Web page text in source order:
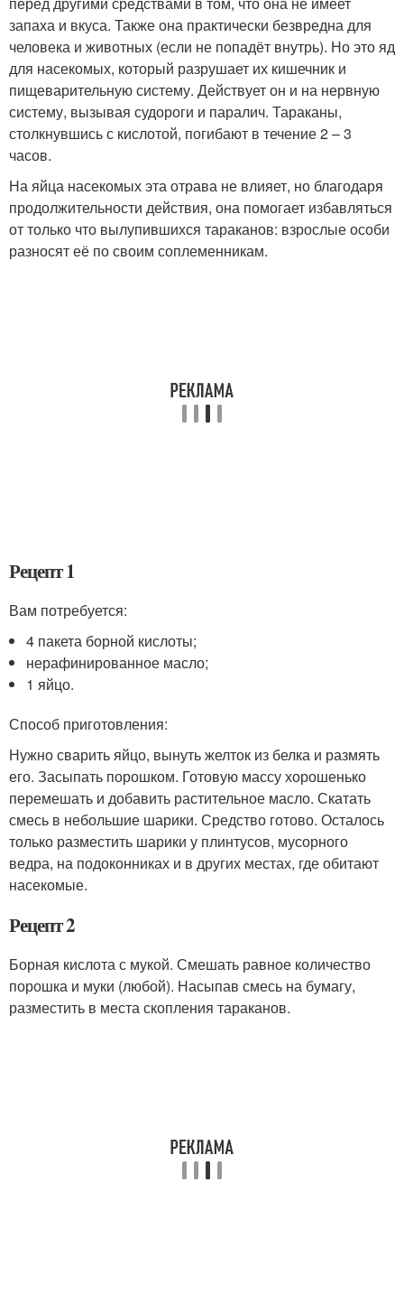
запаха и вкуса. Также она практически безвредна для
человека и животных (если не попадёт внутрь). Но это яд
для насекомых, который разрушает их кишечник и
пищеварительную систему. Действует он и на нервную
систему, вызывая судороги и паралич. Тараканы,
столкнувшись с кислотой, погибают в течение 2 – 3
часов.
На яйца насекомых эта отрава не влияет, но благодаря
продолжительности действия, она помогает избавляться
от только что вылупившихся тараканов: взрослые особи
разносят её по своим соплеменникам.
Рецепт 1
Вам потребуется:
4 пакета борной кислоты;
нерафинированное масло;
1 яйцо.
Способ приготовления:
Нужно сварить яйцо, вынуть желток из белка и размять
его. Засыпать порошком. Готовую массу хорошенько
перемешать и добавить растительное масло. Скатать
смесь в небольшие шарики. Средство готово. Осталось
только разместить шарики у плинтусов, мусорного
ведра, на подоконниках и в других местах, где обитают
насекомые.
Рецепт 2
Борная кислота с мукой. Смешать равное количество
порошка и муки (любой). Насыпав смесь на бумагу,
разместить в места скопления тараканов.